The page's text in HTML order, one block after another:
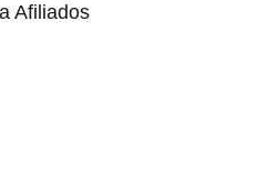
Afiliados